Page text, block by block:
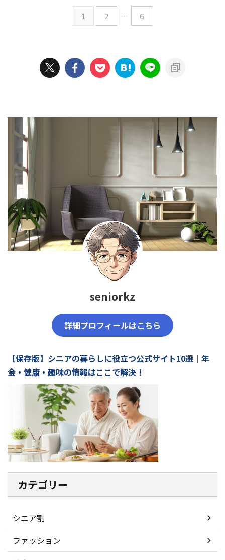
1 2 … 6
seniorkz
詳細プロフィールはこちら
【保存版】シニアの暮らしに役立つ公式サイト10選｜年
金・健康・趣味の情報はここで解決！
カテゴリー
シニア割
ファッション